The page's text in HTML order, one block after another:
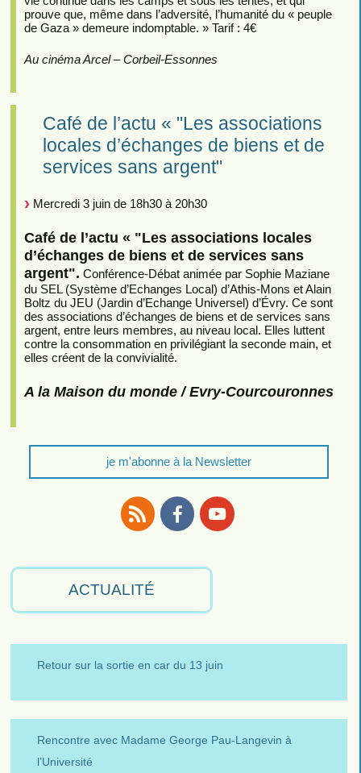
prouve que, même dans l’adversité, l’humanité du « peuple
de Gaza » demeure indomptable. » Tarif : 4€
Au cinéma Arcel – Corbeil-Essonnes
Café de l’actu « "Les associations
locales d’échanges de biens et de
services sans argent"
Mercredi 3 juin de 18h30 à 20h30
Café de l’actu « "Les associations locales
d’échanges de biens et de services sans
argent". Conférence-Débat animée par Sophie Maziane
du SEL (Système d’Echanges Local) d’Athis-Mons et Alain
Boltz du JEU (Jardin d’Echange Universel) d’Évry. Ce sont
des associations d’échanges de biens et de services sans
argent, entre leurs membres, au niveau local. Elles luttent
contre la consommation en privilégiant la seconde main, et
elles créent de la convivialité.
A la Maison du monde / Evry-Courcouronnes
je m'abonne à la Newsletter
ACTUALITÉ
Retour sur la sortie en car du 13 juin
Rencontre avec Madame George Pau-Langevin à
l’Université